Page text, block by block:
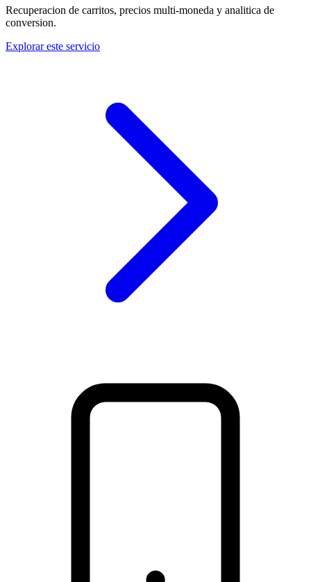
Recuperacion de carritos, precios multi-moneda y analitica de
conversion.
Explorar este servicio